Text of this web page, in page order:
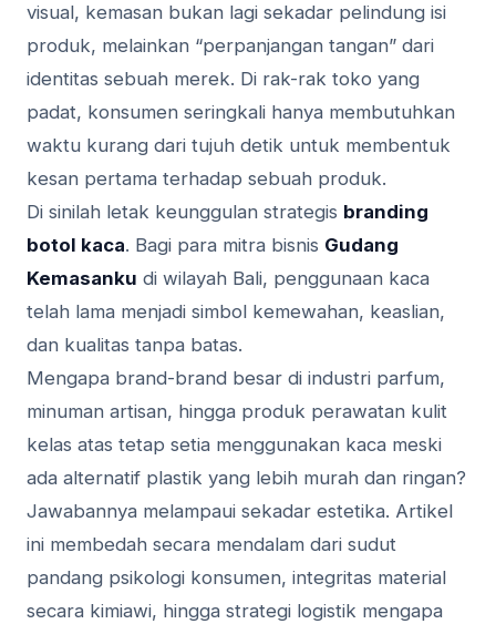
visual, kemasan bukan lagi sekadar pelindung isi
produk, melainkan “perpanjangan tangan” dari
identitas sebuah merek. Di rak-rak toko yang
padat, konsumen seringkali hanya membutuhkan
waktu kurang dari tujuh detik untuk membentuk
kesan pertama terhadap sebuah produk.
Di sinilah letak keunggulan strategis branding
botol kaca. Bagi para mitra bisnis Gudang
Kemasanku di wilayah Bali, penggunaan kaca
telah lama menjadi simbol kemewahan, keaslian,
dan kualitas tanpa batas.
Mengapa brand-brand besar di industri parfum,
minuman artisan, hingga produk perawatan kulit
kelas atas tetap setia menggunakan kaca meski
ada alternatif plastik yang lebih murah dan ringan?
Jawabannya melampaui sekadar estetika. Artikel
ini membedah secara mendalam dari sudut
pandang psikologi konsumen, integritas material
secara kimiawi, hingga strategi logistik mengapa